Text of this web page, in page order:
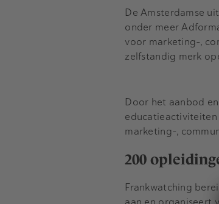
De Amsterdamse
onder meer
voor marketing-,
zelfstandig merk
Door het aanbod
marketing-,
200
Frankwatching